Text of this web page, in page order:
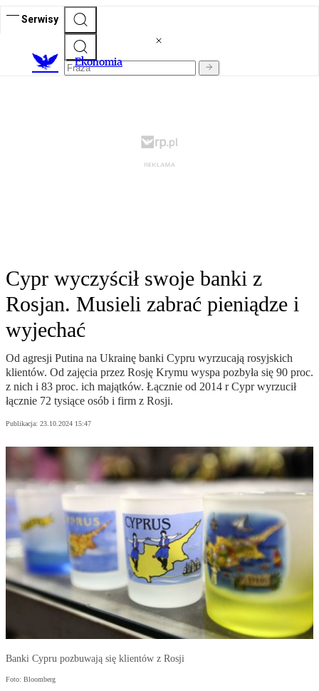
Serwisy
Ekonomia
Cypr wyczyścił swoje banki z
Rosjan. Musieli zabrać pieniądze i
wyjechać
Od agresji Putina na Ukrainę banki Cypru wyrzucają rosyjskich
klientów. Od zajęcia przez Rosję Krymu wyspa pozbyła się 90 proc.
z nich i 83 proc. ich majątków. Łącznie od 2014 r Cypr wyrzucił
łącznie 72 tysiące osób i firm z Rosji.
Publikacja: 23.10.2024 15:47
Banki Cypru pozbuwają się klientów z Rosji
Foto: Bloomberg